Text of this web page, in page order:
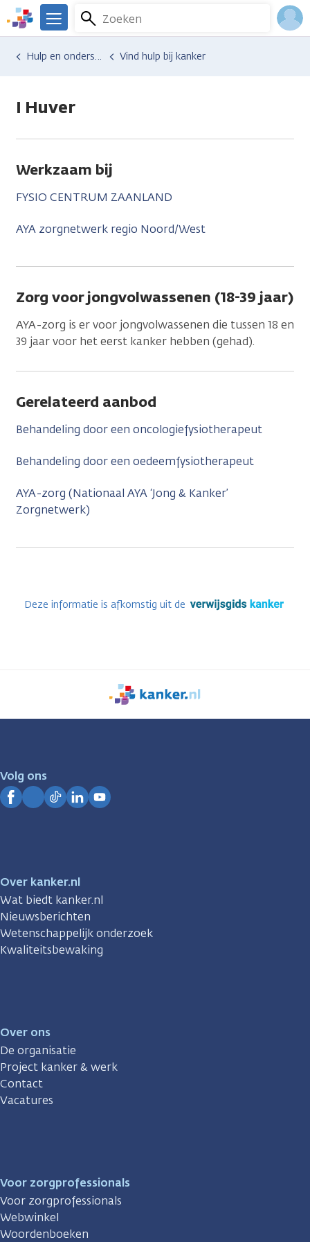
Overslaan
en
naar
We
er
Kanker.nl
Zoeken
Menu
Hulp en ondersteuning Vind hulp bij kanker
I Huver
Werkzaam bij
FYSIO CENTRUM ZAANLAND
AYA zorgnetwerk regio Noord/West
Zorg voor jongvolwassenen (18-39 jaar)
AYA-zorg is er voor jongvolwassenen die tussen 18 en
39 jaar voor het eerst kanker hebben (gehad).
Gerelateerd aanbod
Behandeling door een oncologiefysiotherapeut
Behandeling door een oedeemfysiotherapeut
AYA-zorg (Nationaal AYA ‘Jong & Kanker’
Zorgnetwerk)
Deze informatie is afkomstig uit de
We
zijn
Volg ons
Over kanker.nl
Wat biedt kanker.nl
Nieuwsberichten
Wetenschappelijk onderzoek
Kwaliteitsbewaking
Over ons
De organisatie
Project kanker & werk
Contact
Vacatures
Voor zorgprofessionals
Voor zorgprofessionals
Webwinkel
Woordenboeken